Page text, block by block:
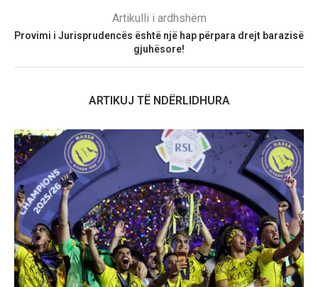
Artikulli i ardhshëm
Provimi i Jurisprudencës është një hap përpara drejt barazisë
gjuhësore!
ARTIKUJ TË NDËRLIDHURA